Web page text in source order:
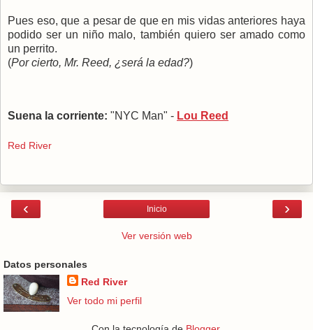
Pues eso, que a pesar de que en mis vidas anteriores haya
podido ser un niño malo, también quiero ser amado como
un perrito.
(Por cierto, Mr. Reed, ¿será la edad?)
Suena la corriente: "NYC Man" - Lou Reed
Red River
‹ ›
Inicio
Ver versión web
Datos personales
Red River
Ver todo mi perfil